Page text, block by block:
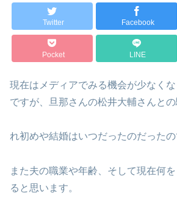
Twitter Facebook
Pocket LINE
現在はメディアでみる機会が少なく
ですが、旦那さんの松井大輔さんとの
れ初めや結婚はいつだったのだったの
また夫の職業や年齢、そして現在何
ると思います。